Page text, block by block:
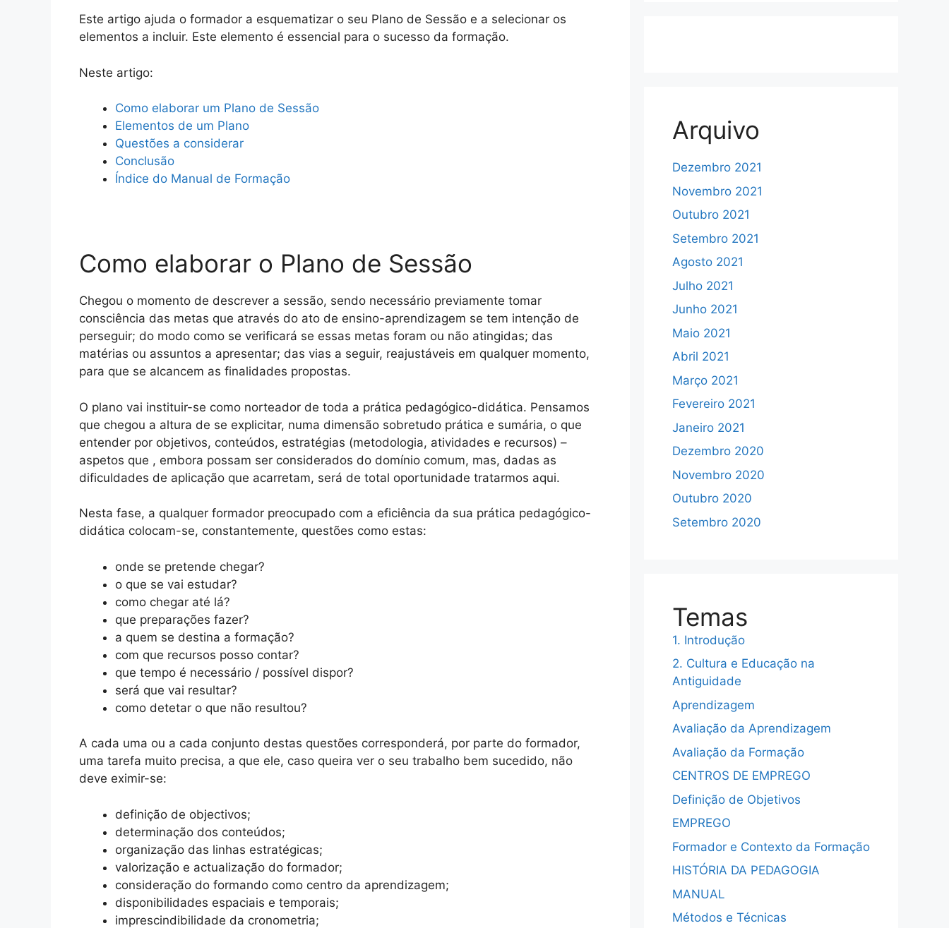
Este artigo ajuda o formador a esquematizar o seu Plano de Sessão e a selecionar os
elementos a incluir. Este elemento é essencial para o sucesso da formação.
Neste artigo:
Como elaborar um Plano de Sessão
Elementos de um Plano
Questões a considerar
Conclusão
Índice do Manual de Formação
Como elaborar o Plano de Sessão
Chegou o momento de descrever a sessão, sendo necessário previamente tomar
consciência das metas que através do ato de ensino-aprendizagem se tem intenção de
perseguir; do modo como se verificará se essas metas foram ou não atingidas; das
matérias ou assuntos a apresentar; das vias a seguir, reajustáveis em qualquer momento,
para que se alcancem as finalidades propostas.
O plano vai instituir-se como norteador de toda a prática pedagógico-didática. Pensamos
que chegou a altura de se explicitar, numa dimensão sobretudo prática e sumária, o que
entender por objetivos, conteúdos, estratégias (metodologia, atividades e recursos) –
aspetos que , embora possam ser considerados do domínio comum, mas, dadas as
dificuldades de aplicação que acarretam, será de total oportunidade tratarmos aqui.
Nesta fase, a qualquer formador preocupado com a eficiência da sua prática pedagógico-
didática colocam-se, constantemente, questões como estas:
onde se pretende chegar?
o que se vai estudar?
como chegar até lá?
que preparações fazer?
a quem se destina a formação?
com que recursos posso contar?
que tempo é necessário / possível dispor?
será que vai resultar?
como detetar o que não resultou?
A cada uma ou a cada conjunto destas questões corresponderá, por parte do formador,
uma tarefa muito precisa, a que ele, caso queira ver o seu trabalho bem sucedido, não
deve eximir-se:
definição de objectivos;
determinação dos conteúdos;
organização das linhas estratégicas;
valorização e actualização do formador;
consideração do formando como centro da aprendizagem;
disponibilidades espaciais e temporais;
imprescindibilidade da cronometria;
Arquivo
Dezembro 2021
Novembro 2021
Outubro 2021
Setembro 2021
Agosto 2021
Julho 2021
Junho 2021
Maio 2021
Abril 2021
Março 2021
Fevereiro 2021
Janeiro 2021
Dezembro 2020
Novembro 2020
Outubro 2020
Setembro 2020
Temas
1. Introdução
2. Cultura e Educação na
Antiguidade
Aprendizagem
Avaliação da Aprendizagem
Avaliação da Formação
CENTROS DE EMPREGO
Definição de Objetivos
EMPREGO
Formador e Contexto da Formação
HISTÓRIA DA PEDAGOGIA
MANUAL
Métodos e Técnicas